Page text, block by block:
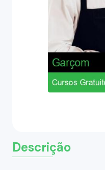
Descrição